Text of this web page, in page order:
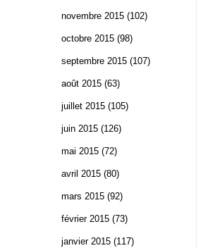
novembre 2015 (102)
octobre 2015 (98)
septembre 2015 (107)
août 2015 (63)
juillet 2015 (105)
juin 2015 (126)
mai 2015 (72)
avril 2015 (80)
mars 2015 (92)
février 2015 (73)
janvier 2015 (117)